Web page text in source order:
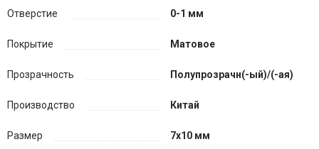
Отверстие 0-1 мм
Покрытие Матовое
Прозрачность Полупрозрачн(-ый)/(-ая)
Производство Китай
Размер 7х10 мм